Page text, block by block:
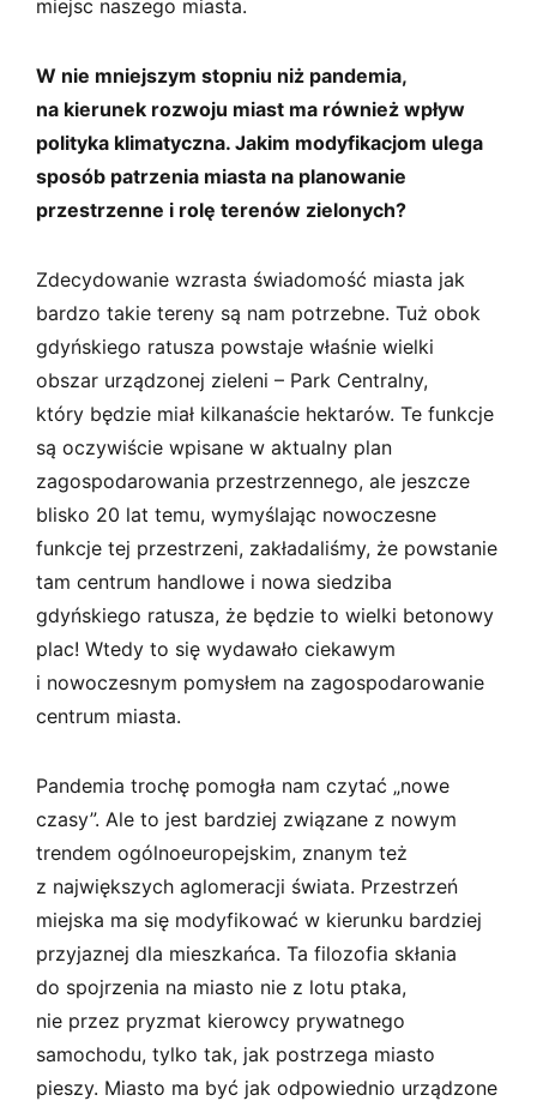
miejsc naszego miasta.
W nie mniejszym stopniu niż pandemia,
na kierunek rozwoju miast ma również wpływ
polityka klimatyczna. Jakim modyfikacjom ulega
sposób patrzenia miasta na planowanie
przestrzenne i rolę terenów zielonych?
Zdecydowanie wzrasta świadomość miasta jak
bardzo takie tereny są nam potrzebne. Tuż obok
gdyńskiego ratusza powstaje właśnie wielki
obszar urządzonej zieleni – Park Centralny,
który będzie miał kilkanaście hektarów. Te funkcje
są oczywiście wpisane w aktualny plan
zagospodarowania przestrzennego, ale jeszcze
blisko 20 lat temu, wymyślając nowoczesne
funkcje tej przestrzeni, zakładaliśmy, że powstanie
tam centrum handlowe i nowa siedziba
gdyńskiego ratusza, że będzie to wielki betonowy
plac! Wtedy to się wydawało ciekawym
i nowoczesnym pomysłem na zagospodarowanie
centrum miasta.
Pandemia trochę pomogła nam czytać „nowe
czasy”. Ale to jest bardziej związane z nowym
trendem ogólnoeuropejskim, znanym też
z największych aglomeracji świata. Przestrzeń
miejska ma się modyfikować w kierunku bardziej
przyjaznej dla mieszkańca. Ta filozofia skłania
do spojrzenia na miasto nie z lotu ptaka,
nie przez pryzmat kierowcy prywatnego
samochodu, tylko tak, jak postrzega miasto
pieszy. Miasto ma być jak odpowiednio urządzone